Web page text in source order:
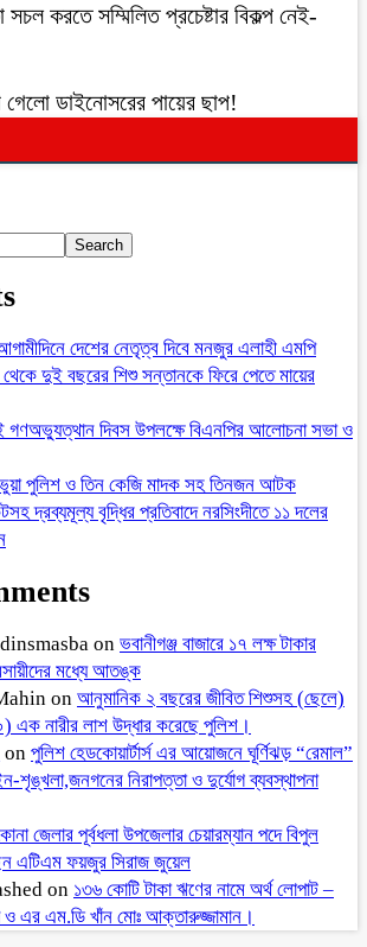
সচল করতে সম্মিলিত প্রচেষ্টার বিকল্প নেই-
ডাইনোসরের পায়ের ছাপ!
Search
আগামীদিনে দেশের নেতৃত্ব দিবে মনজুর এলাহী এমপি
থেকে দুই বছরের শিশু সন্তানকে ফিরে পেতে মায়ের
গণঅভ্যুত্থান দিবস উপলক্ষে বিএনপির আলোচনা সভা ও
পুলিশ ও তিন কেজি মাদক সহ তিনজন আটক
দ্রব্যমূল্য বৃদ্ধির প্রতিবাদে নরসিংদীতে ১১ দলের
on ভবানীগঞ্জ বাজারে ১৭ লক্ষ টাকার
মধ্যে আতঙ্ক
on আনুমানিক ২ বছরের জীবিত শিশুসহ (ছেলে)
এক নারীর লাশ উদ্ধার করেছে পুলিশ।
on পুলিশ হেডকোয়ার্টার্স এর আয়োজনে ঘূর্ণিঝড় “রেমাল”
শৃঙ্খলা,জনগনের নিরাপত্তা ও দুর্যোগ ব্যবস্থাপনা
জেলার পূর্বধলা উপজেলার চেয়ারম্যান পদে বিপুল
এটিএম ফয়জুর সিরাজ জুয়েল
on ১৩৬ কোটি টাকা ঋণের নামে অর্থ লোপাট –
এর এম.ডি খাঁন মোঃ আক্তারুজ্জামান।